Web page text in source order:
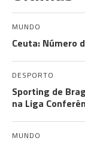
MUNDO
Ceuta: Número
DESPORTO
Sporting de
na Liga
MUNDO